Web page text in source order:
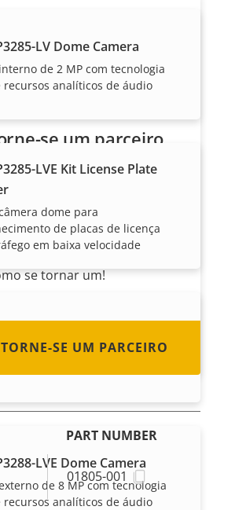
LV Dome Camera
de 2 MP com tecnologia
recursos analíticos de áudio
LVE Kit License Plate
dome para
de placas de licença
em baixa velocidade
LVE Dome Camera
de 5 MP com IA e
analíticos de áudio
LVE Dome Camera
de 8 MP com tecnologia
recursos analíticos de áudio
se um parceiro
é um revendedor,
integrador de
ou instalador? Temos
em quase todos os
do mundo. Descubra
se tornar um!
TORNE-SE UM PARCEIRO
PART NUMBER
01805-001